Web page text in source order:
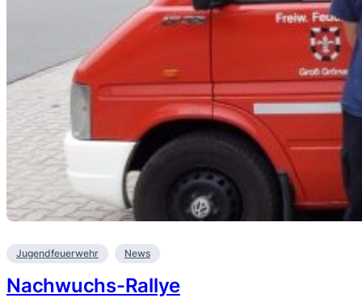
Jugendfeuerwehr News
Nachwuchs-Rallye